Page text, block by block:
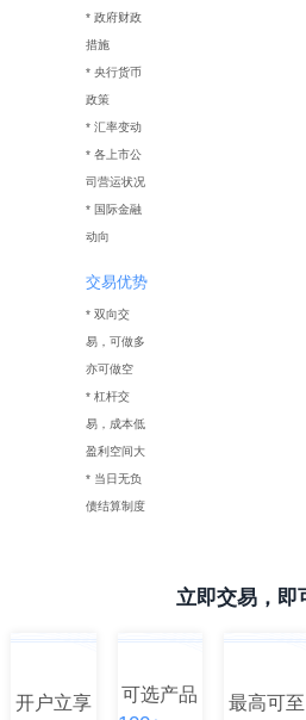
* 政府财政
措施
* 央行货币
政策
* 汇率变动
* 各上市公
司营运状况
* 国际金融
动向
交易优势
* 双向交
易，可做多
亦可做空
* 杠杆交
易，成本低
盈利空间大
* 当日无负
债结算制度
立即交易，即
开户立享 可选产品 最高可至